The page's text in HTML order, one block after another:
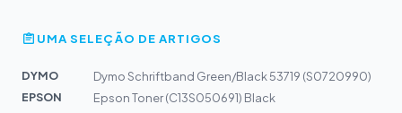
UMA SELEÇÃO DE ARTIGOS
DYMO
Dymo Schriftband Green/Black 53719 (S0720990)
EPSON
Epson Toner (C13S050691) Black